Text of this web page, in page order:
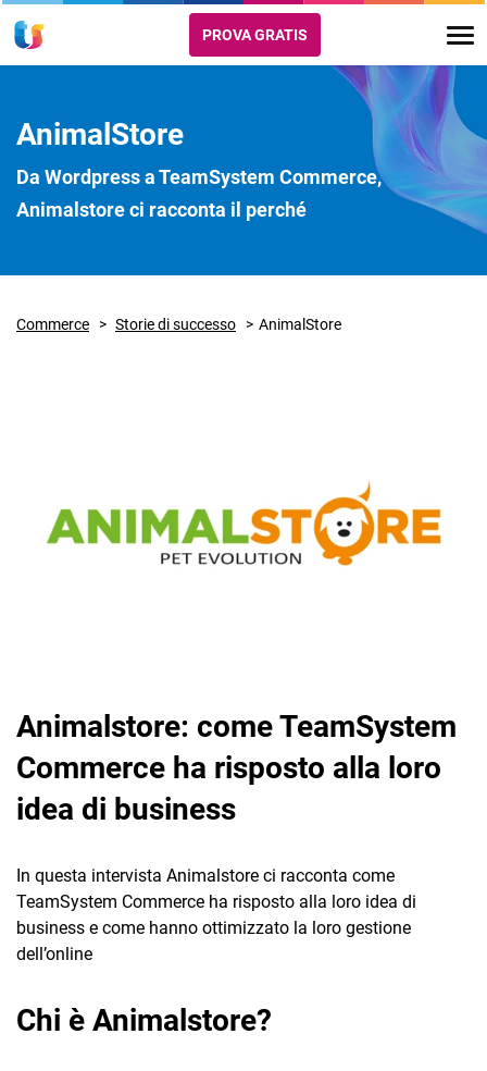
Fatturazione
HR
Trust Services
TeamSystem Store
PROVA GRATIS
AnimalStore
Da Wordpress a TeamSystem Commerce,
Animalstore ci racconta il perché
Commerce Storie di successo AnimalStore
Animalstore: come TeamSystem
Commerce ha risposto alla loro
idea di business
In questa intervista Animalstore ci racconta come
TeamSystem Commerce ha risposto alla loro idea di
business e come hanno ottimizzato la loro gestione
dell’online
Chi è Animalstore?